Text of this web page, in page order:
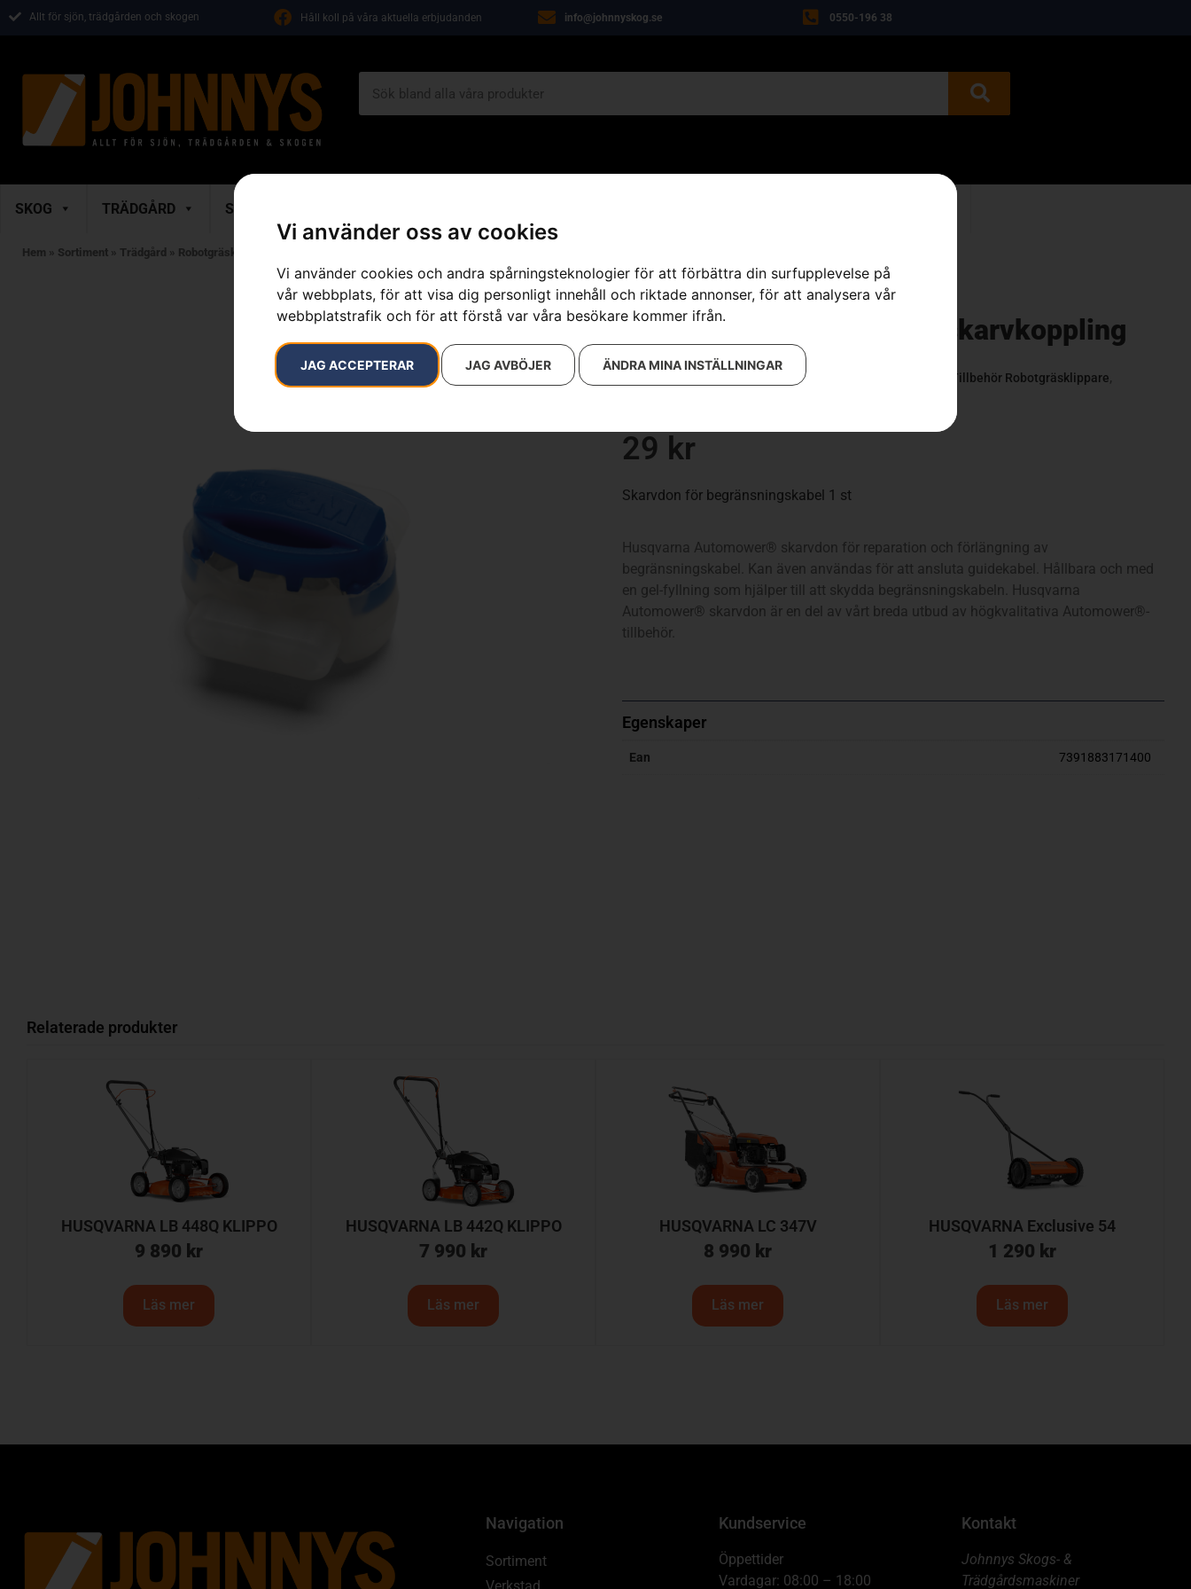
Vi använder oss av cookies
Vi använder cookies och andra spårningsteknologier för att förbättra din surfupplevelse på
vår webbplats, för att visa dig personligt innehåll och riktade annonser, för att analysera vår
webbplatstrafik och för att förstå var våra besökare kommer ifrån.
JAG ACCEPTERAR JAG AVBÖJER ÄNDRA MINA INSTÄLLNINGAR
Allt för sjön, trädgården och skogen Håll koll på våra aktuella erbjudanden info@johnnyskog.se 0550-196 38
SKOG TRÄDGÅRD SKOR & KLÄDER
Hem » Sortiment » Trädgård » Robotgräsklippare
Husqvarna Automower® skarvkoppling
Artikelnummer: 501980201
Installationstillbehör Tillbehör Robotgräsklippare,
29 kr
Skarvdon för begränsningskabel 1 st
Husqvarna Automower® skarvdon för reparation och förlängning av
begränsningskabel. Kan även användas för att ansluta guidekabel. Hållbara och med
en gel-fyllning som hjälper till att skydda begränsningskabeln. Husqvarna
Automower® skarvdon är en del av vårt breda utbud av högkvalitativa Automower®-
tillbehör.
Egenskaper
Ean 7391883171400
Relaterade produkter
HUSQVARNA LB 448Q KLIPPO
9 890 kr
Läs mer
HUSQVARNA LB 442Q KLIPPO
7 990 kr
Läs mer
HUSQVARNA LC 347V
8 990 kr
Läs mer
HUSQVARNA Exclusive 54
1 290 kr
Läs mer
Navigation
Sortiment
Verkstad
Kundservice
Öppettider
Vardagar: 08:00 – 18:00
Kontakt
Johnnys Skogs- &
Trädgårdsmaskiner